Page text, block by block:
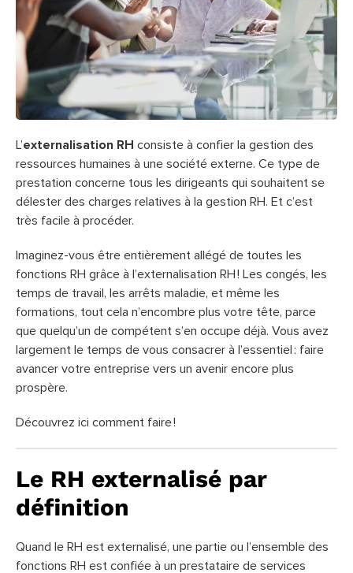
L’externalisation RH consiste à confier la gestion des
ressources humaines à une société externe. Ce type de
prestation concerne tous les dirigeants qui souhaitent se
délester des charges relatives à la gestion RH. Et c’est
très facile à procéder.
Imaginez-vous être entièrement allégé de toutes les
fonctions RH grâce à l’externalisation RH ! Les congés, les
temps de travail, les arrêts maladie, et même les
formations, tout cela n’encombre plus votre tête, parce
que quelqu’un de compétent s’en occupe déjà. Vous avez
largement le temps de vous consacrer à l’essentiel : faire
avancer votre entreprise vers un avenir encore plus
prospère.
Découvrez ici comment faire !
Le RH externalisé par
définition
Quand le RH est externalisé, une partie ou l’ensemble des
fonctions RH est confiée à un prestataire de services